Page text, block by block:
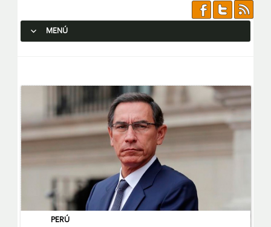
MENÚ
PERÚ